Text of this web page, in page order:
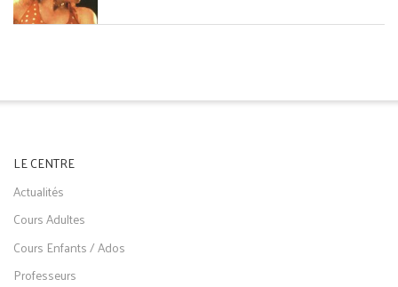
LE CENTRE
Actualités
Cours Adultes
Cours Enfants / Ados
Professeurs